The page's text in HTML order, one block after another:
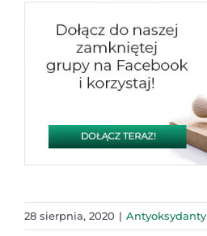
28 sierpnia, 2020 | Antyoksydanty